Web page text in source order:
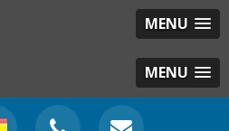
MENU
MENU